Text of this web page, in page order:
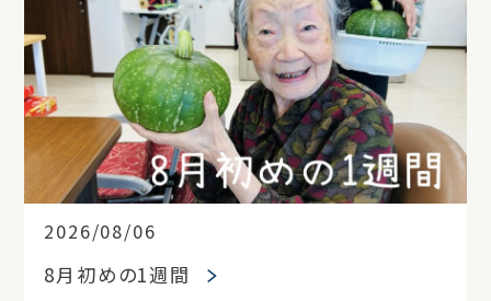
2026/08/06
8月初めの1週間